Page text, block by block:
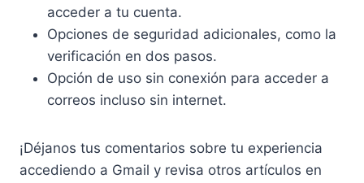
acceder a tu cuenta.
Opciones de seguridad adicionales, como la
verificación en dos pasos.
Opción de uso sin conexión para acceder a
correos incluso sin internet.
¡Déjanos tus comentarios sobre tu experiencia
accediendo a Gmail y revisa otros artículos en